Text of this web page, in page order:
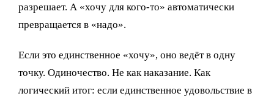
разрешает. А «хочу для кого-то» автоматически
превращается в «надо».
Если это единственное «хочу», оно ведёт в одну
точку. Одиночество. Не как наказание. Как
логический итог: если единственное удовольствие в